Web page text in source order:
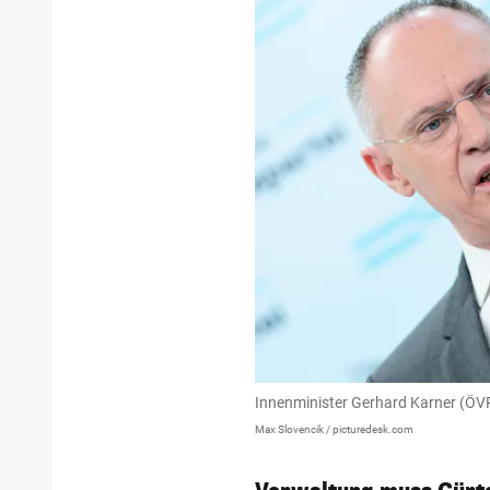
Innenminister Gerhard Karner
Max Slovencik / picturedesk.com